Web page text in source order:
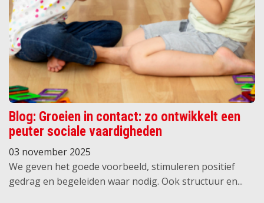
Blog: Groeien in contact: zo ontwikkelt een
peuter sociale vaardigheden
03 november 2025
We geven het goede voorbeeld, stimuleren positief
gedrag en begeleiden waar nodig. Ook structuur en...